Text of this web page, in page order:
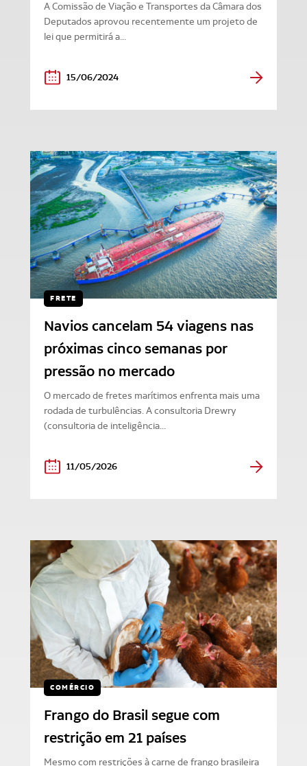
A Comissão de Viação e Transportes da Câmara dos
Deputados aprovou recentemente um projeto de
lei que permitirá a...
15/06/2024
FRETE
Navios cancelam 54 viagens nas
próximas cinco semanas por
pressão no mercado
O mercado de fretes marítimos enfrenta mais uma
rodada de turbulências. A consultoria Drewry
(consultoria de inteligência...
11/05/2026
COMÉRCIO
Frango do Brasil segue com
restrição em 21 países
Mesmo com restrições à carne de frango brasileira